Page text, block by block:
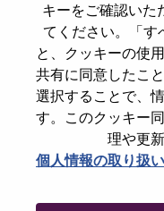
キーをご確認いた
てください。「す
と、クッキーの使
共有に同意したこ
選択することで、
す。このクッキー
理や更
個人情報の取り扱
パスワードをリ
emailに送ります
パスワードをリセッ
E-mail*